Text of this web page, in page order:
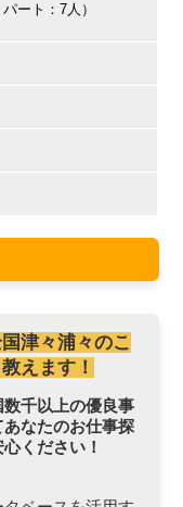
ート：7人）
津々浦々のこ
えます！
千以上の優良事
なたのお仕事探
ください！